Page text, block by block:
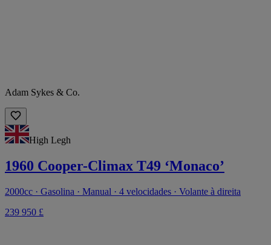
Adam Sykes & Co.
High Legh
1960 Cooper-Climax T49 ‘Monaco’
2000cc · Gasolina · Manual · 4 velocidades · Volante à direita
239 950 £